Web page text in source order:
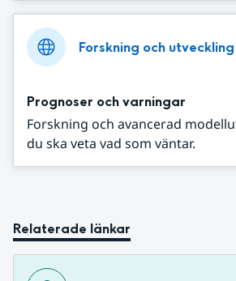
Forskning och utveckling
Prognoser och varningar
Forskning och avancerad
du ska veta vad som väntar.
Relaterade länkar